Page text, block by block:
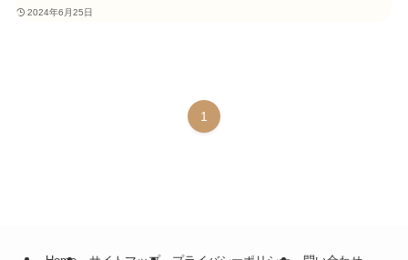
2024年6月25日
1